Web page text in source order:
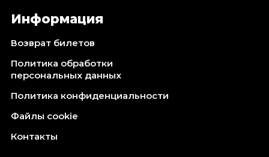
Информация
Возврат билетов
Политика обработки
персональных данных
Политика конфиденциальности
Файлы cookie
Контакты